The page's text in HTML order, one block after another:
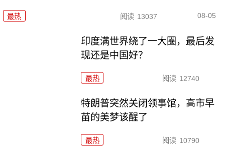
最热 阅读 13037 08-05
印度满世界绕了一大圈，最后发
现还是中国好？
最热 阅读 12740
特朗普突然关闭领事馆，高市早
苗的美梦该醒了
最热 阅读 10790